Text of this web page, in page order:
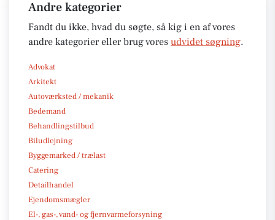
Andre kategorier
Fandt du ikke, hvad du søgte, så kig i en af vores
andre kategorier eller brug vores udvidet søgning.
Advokat
Arkitekt
Autoværksted / mekanik
Bedemand
Behandlingstilbud
Biludlejning
Byggemarked / trælast
Catering
Detailhandel
Ejendomsmægler
El-, gas-, vand- og fjernvarmeforsyning